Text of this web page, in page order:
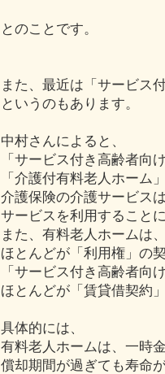
とのことです。
また、最近は「サービス
というのもあります。
中村さんによると、
「サービス付き高齢者向
「介護付有料老人ホーム
介護保険の介護サービス
サービスを利用すること
また、有料老人ホームは
ほとんどが「利用権」の
「サービス付き高齢者向
ほとんどが「賃貸借契約
具体的には、
有料老人ホームは、一時
償却期間が過ぎても寿命